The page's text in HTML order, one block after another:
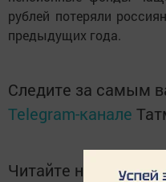
рублей потеряли
предыдущих года.
Следите за самым
Telegram-канале
Читайте новости